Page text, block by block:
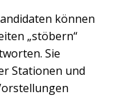
können
„stöbern“
Sie
Stationen und